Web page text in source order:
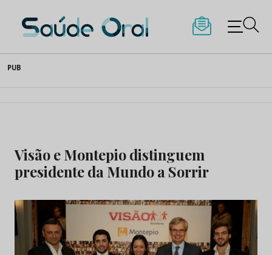
to
content
Saúde Oral
PUB
Visão e Montepio distinguem
presidente da Mundo a Sorrir